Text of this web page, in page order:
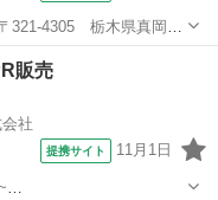
321-4305 栃木県真岡市
分 真岡駅 自動車5分 週
〜...
販売
社
提携サイト 11月1日